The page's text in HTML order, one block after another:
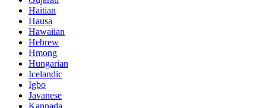
Haitian
Hausa
Hawaiian
Hebrew
Hmong
Hungarian
Icelandic
Igbo
Javanese